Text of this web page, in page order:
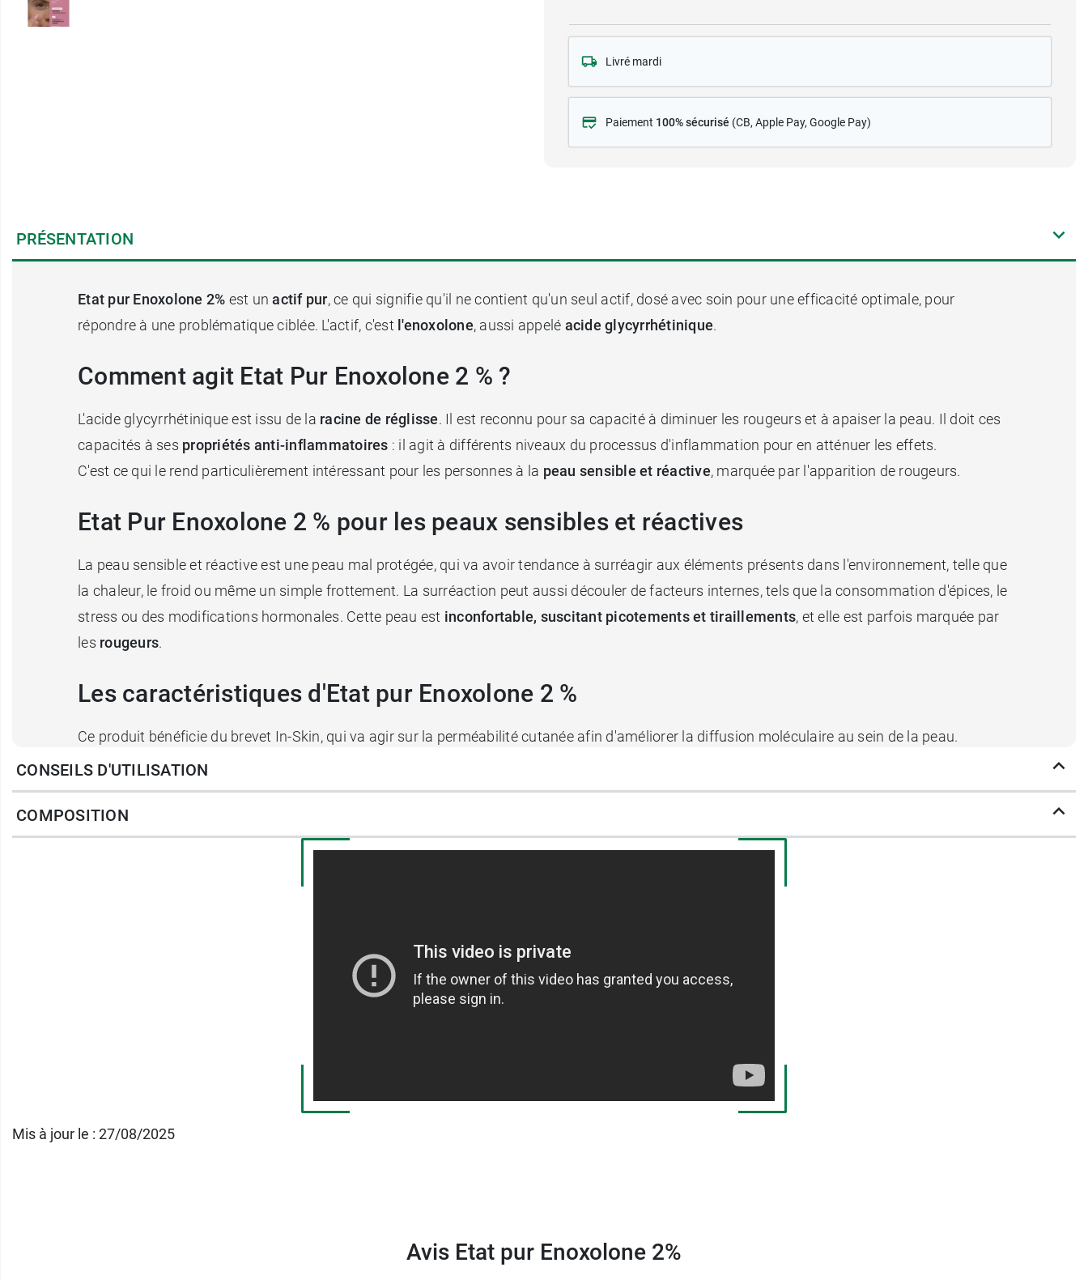
Livré mardi
Paiement 100% sécurisé (CB, Apple Pay, Google Pay)
PRÉSENTATION
Etat pur Enoxolone 2% est unactif pur, ce qui signifie qu'il ne contient qu'un seul actif, dosé avec soin pour une efficacité optimale, pour
répondre à une problématique ciblée. L'actif, c'est l'enoxolone, aussi appelé acide glycyrrhétinique.
Comment agit Etat Pur Enoxolone 2 % ?
L'acide glycyrrhétinique est issu de la racine de réglisse. Il est reconnu pour sa capacité à diminuer les rougeurs et à apaiser la peau. Il doit ces
capacités à ses propriétés anti-inflammatoires : il agit à différents niveaux du processus d'inflammation pour en atténuer les effets.
C'est ce qui le rend particulièrement intéressant pour les personnes à la peau sensible et réactive, marquée par l'apparition de rougeurs.
Etat Pur Enoxolone 2 % pour les peaux sensibles et réactives
La peau sensible et réactive est une peau mal protégée, qui va avoir tendance à surréagir aux éléments présents dans l'environnement, telle que
la chaleur, le froid ou même un simple frottement. La surréaction peut aussi découler de facteurs internes, tels que la consommation d'épices, le
stress ou des modifications hormonales. Cette peau est inconfortable, suscitant picotements et tiraillements, et elle est parfois marquée par
les rougeurs.
Les caractéristiques d'Etat pur Enoxolone 2 %
Ce produit bénéficie du brevet In-Skin, qui va agir sur la perméabilité cutanée afin d'améliorer la diffusion moléculaire au sein de la peau.
Testé sur peau sensible.
Recommandé par les dermatologues
Vegan.
Fabriqué en France.
Pour le démaquillage des peaux sensibles, pensez à
CONSEILS D'UTILISATION
COMPOSITION
Mis à jour le : 27/08/2025
Avis Etat pur Enoxolone 2%